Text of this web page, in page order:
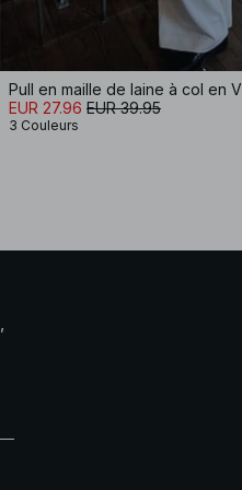
Pull en maille de laine à col en V
EUR 27.96 EUR 39.95
3 Couleurs